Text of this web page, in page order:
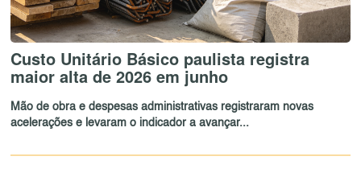
Custo Unitário Básico paulista registra
maior alta de 2026 em junho
Mão de obra e despesas administrativas registraram novas
acelerações e levaram o indicador a avançar...